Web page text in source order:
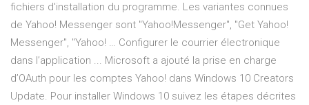
fichiers d'installation du programme. Les variantes connues
de Yahoo! Messenger sont "Yahoo!Messenger", "Get Yahoo!
Messenger", "Yahoo! … Configurer le courrier électronique
dans l’application ... Microsoft a ajouté la prise en charge
d’OAuth pour les comptes Yahoo! dans Windows 10 Creators
Update. Pour installer Windows 10 suivez les étapes décrites